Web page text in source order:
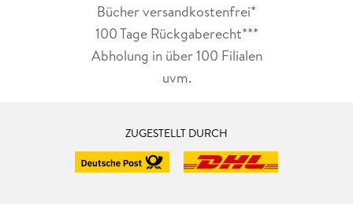
Bücher versandkostenfrei*
100 Tage Rückgaberecht***
Abholung in über 100 Filialen
uvm.
ZUGESTELLT DURCH